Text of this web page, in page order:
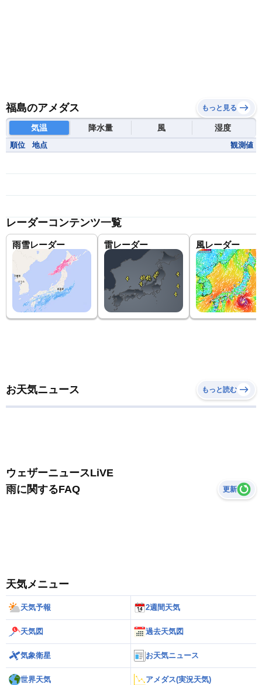
福島のアメダス もっと見る
気温 降水量 風 湿度
順位 地点 観測値
レーダーコンテンツ一覧
雨雪レーダー 雷レーダー 風レーダー
お天気ニュース もっと読む
ウェザーニュースLiVE
雨に関するFAQ
更新
天気メニュー
天気予報 2週間天気
天気図 過去天気図
気象衛星 お天気ニュース
世界天気 アメダス(実況天気)